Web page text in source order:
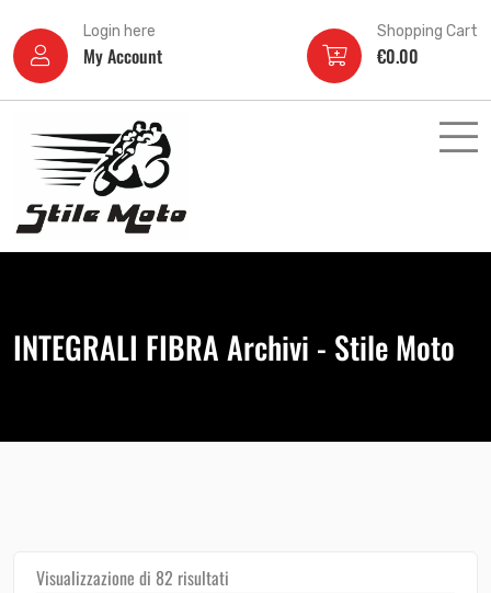
Login here
My Account
Shopping Cart
€0.00
INTEGRALI FIBRA Archivi - Stile Moto
Visualizzazione di 82 risultati